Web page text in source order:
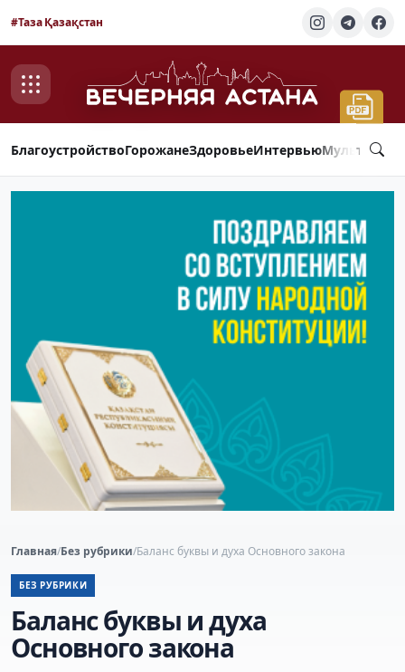
#Таза Қазақстан
БлагоустройствоГорожанеЗдоровьеИнтервью
Главная/Без рубрики/Баланс буквы и духа Основного закона
БЕЗ РУБРИКИ
Баланс буквы и духа
Основного закона